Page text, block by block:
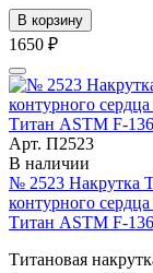
В корзину
1650 ₽
Арт. П2523
В наличии
№ 2523 Накрутка
контурного
Титан ASTM F-136
Титановая